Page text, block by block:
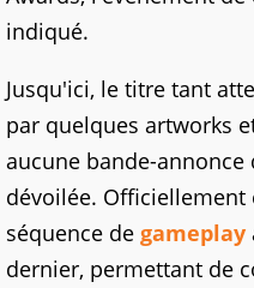
indiqué.
Jusqu'ici, le titre tant
par quelques artworks
aucune bande-annonce
dévoilée. Officiellement
séquence de gameplay
dernier, permettant de